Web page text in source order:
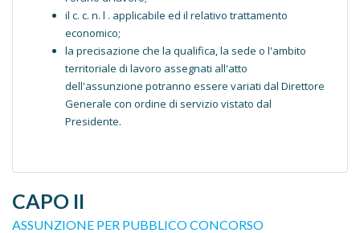
il c. c. n. l . applicabile ed il relativo trattamento
economico;
la precisazione che la qualifica, la sede o l'ambito
territoriale di lavoro assegnati all'atto
dell'assunzione potranno essere variati dal Direttore
Generale con ordine di servizio vistato dal
Presidente.
CAPO II
ASSUNZIONE PER PUBBLICO CONCORSO